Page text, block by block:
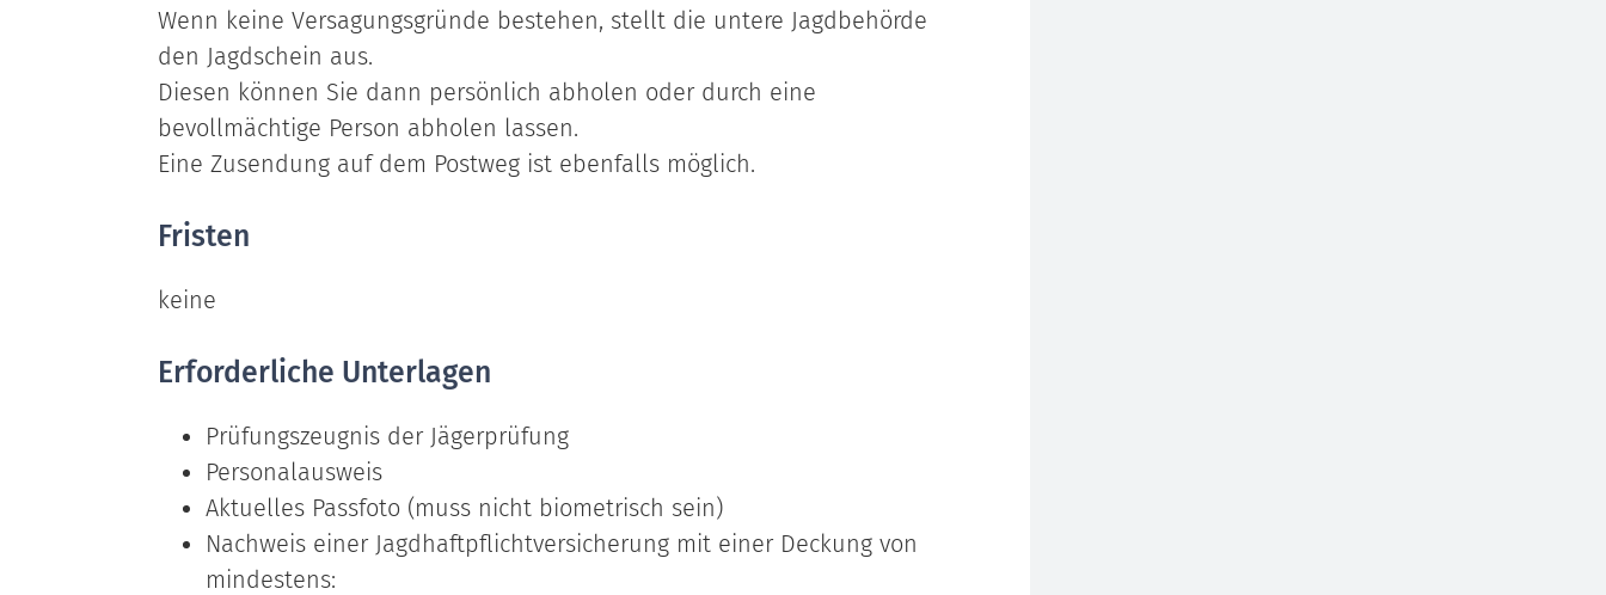
Wenn keine Versagungsgründe bestehen, stellt die untere Jagdbehörde
den Jagdschein aus.
Diesen können Sie dann persönlich abholen oder durch eine
bevollmächtige Person abholen lassen.
Eine Zusendung auf dem Postweg ist ebenfalls möglich.
Fristen
keine
Erforderliche Unterlagen
Prüfungszeugnis der Jägerprüfung
Personalausweis
Aktuelles Passfoto (muss nicht biometrisch sein)
Nachweis einer Jagdhaftpflichtversicherung mit einer Deckung von
mindestens: